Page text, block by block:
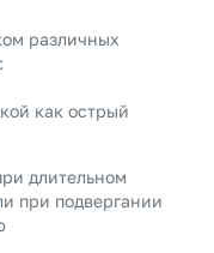
различных
как острый
длительном
при подвергании